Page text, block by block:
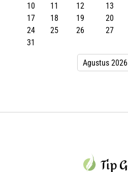
10
11 12 13
17
18 19 20
24
25 26 27
31